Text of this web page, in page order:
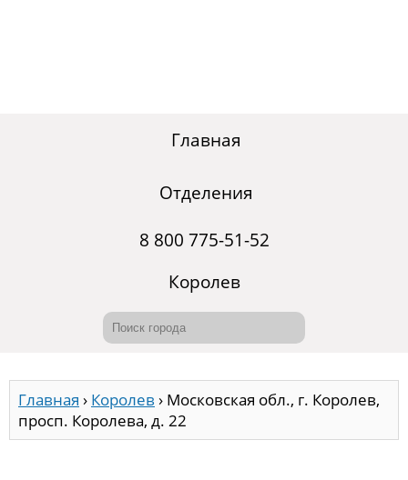
Главная
Отделения
8 800 775-51-52
Королев
Главная › Королев › Московская обл., г. Королев,
просп. Королева, д. 22